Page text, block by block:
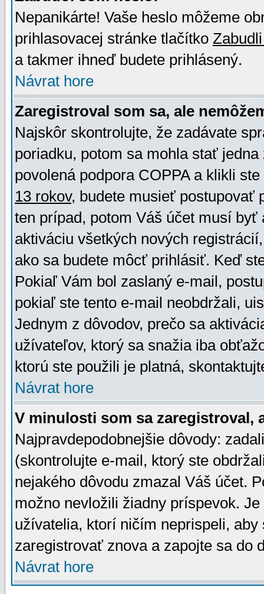
Nepanikárte! Vaše heslo môžeme
prihlasovacej stránke tlačítko
a takmer ihneď budete prihlásený.
Návrat hore
Zaregistroval som sa, ale
Najskôr skontrolujte, že zadávate
poriadku, potom sa mohla stať
povolená podpora COPPA a klikli
13 rokov, budete musieť postupovať
ten prípad, potom Váš účet musí
aktiváciu všetkých nových
ako sa budete môcť prihlásiť. Keď
Pokiaľ Vám bol zaslaný e-mail,
pokiaľ ste tento e-mail neobdržali,
Jednym z dôvodov, prečo sa
užívateľov, ktorý sa snažia iba
ktorú ste použili je platná,
Návrat hore
V minulosti som sa zaregistroval,
Najpravdepodobnejšie dôvody:
(skontrolujte e-mail, ktorý ste
nejakého dôvodu zmazal Váš účet.
možno nevložili žiadny príspevok.
užívatelia, ktorí ničím neprispeli,
zaregistrovať znova a zapojte sa do
Návrat hore